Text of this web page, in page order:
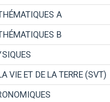
A
B
VIE ET DE LA TERRE (SVT)